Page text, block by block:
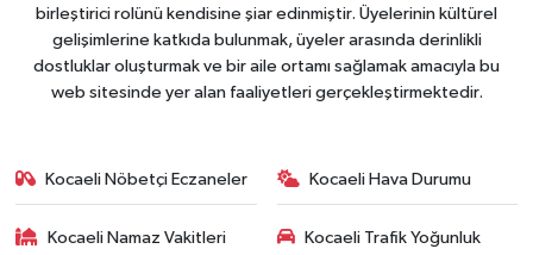
birleştirici rolünü kendisine şiar edinmiştir. Üyelerinin kültürel
gelişimlerine katkıda bulunmak, üyeler arasında derinlikli
dostluklar oluşturmak ve bir aile ortamı sağlamak amacıyla bu
web sitesinde yer alan faaliyetleri gerçekleştirmektedir.
Kocaeli Nöbetçi Eczaneler Kocaeli Hava Durumu
Kocaeli Namaz Vakitleri
Kocaeli Trafik Yoğunluk